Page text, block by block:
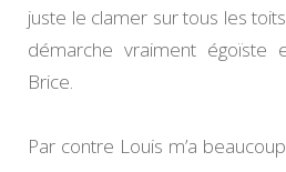
juste le clamer sur tous les
démarche vraiment égoïste
Brice.
Par contre Louis m’a